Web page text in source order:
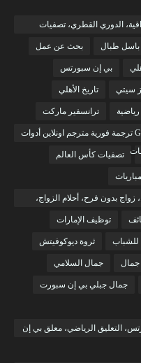
الدوري القطري، تصفيات
باسل طبال بحث عن عمل
بي إن سبورتس
سيتي تاريخ الأهلي
ترانسفير ماركت
ترجمة ترجمه Google Traduction gg traduction ترجمة فورية مترجم اونلاين أدوات
تصفيات كأس العالم
زواج بدون فرح، أحلام الزواج،
توظيف الإمارات
للشباب ثروة ديوكوفيتش
جمال جمال السلامي
جمال جبلي بي إن سبورت
التعليق الرياضي، معلق بي إن